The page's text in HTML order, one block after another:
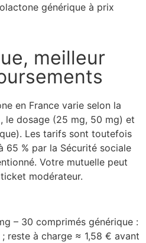
générique à prix
meilleur
en France varie selon la
le dosage (25 mg, 50 mg) et
Les tarifs sont toutefois
65 % par la Sécurité sociale
Votre mutuelle peut
modérateur.
– 30 comprimés générique :
reste à charge ≈ 1,58 € avant